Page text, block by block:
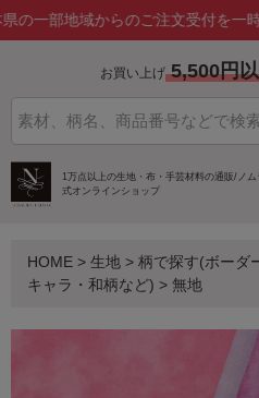
域からのご注文受付を一時停止して
お買い上げ 5,500円
1万点以上の生地・布・手芸材料の通販/ ノ
式オンラインショップ
HOME > 生地 > 柄で探す(ボーダ
キャラ・和柄など) > 無地